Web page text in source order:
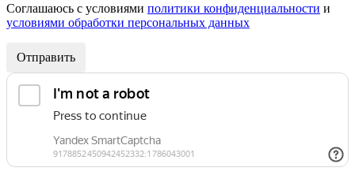
Соглашаюсь с условиями политики конфиденциальности и
условиями обработки персональных данных
Отправить